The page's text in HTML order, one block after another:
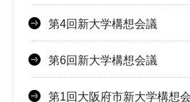
第4回新大学構想会議
第6回新大学構想会議
第1回大阪府市新大学構想